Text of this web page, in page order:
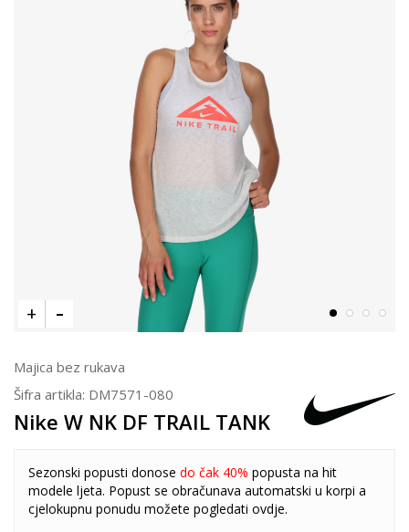
Majica bez rukava
Šifra artikla: DM7571-080
Nike W NK DF TRAIL TANK
Sezonski popusti donose do čak 40% popusta na hit
modele ljeta. Popust se obračunava automatski u korpi a
cjelokupnu ponudu možete pogledati ovdje.